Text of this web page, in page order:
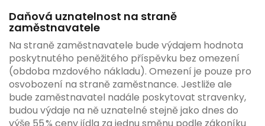
Daňová uznatelnost na straně
zaměstnavatele
Na straně zaměstnavatele bude výdajem hodnota
poskytnutého peněžitého příspěvku bez omezení
(obdoba mzdového nákladu). Omezení je pouze pro
osvobození na straně zaměstnance. Jestliže ale
bude zaměstnavatel nadále poskytovat stravenky,
budou výdaje na ně uznatelné stejně jako dnes do
výše 55 % ceny jídla za jednu směnu podle zákoníku